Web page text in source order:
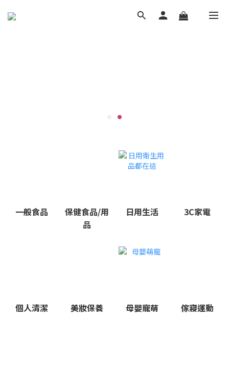
一般食品
保健食品/用
品
日用生活 3C家電
個人清潔 美妝保養 母嬰寵萌 傢寢運動